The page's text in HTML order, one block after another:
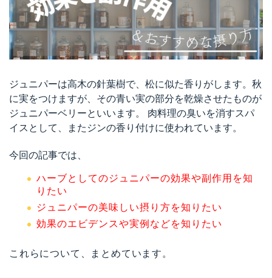
ジュニパーは高木の針葉樹で、松に似た香りがします。秋
に実をつけますが、その青い実の部分を乾燥させたものが
ジュニパーベリーといいます。 肉料理の臭いを消すスパ
イスとして、またジンの香り付けに使われています。
今回の記事では、
ハーブとしてのジュニパーの効果や副作用を知
りたい
ジュニパーの美味しい摂り方を知りたい
効果のエビデンスや実例などを知りたい
これらについて、まとめています。